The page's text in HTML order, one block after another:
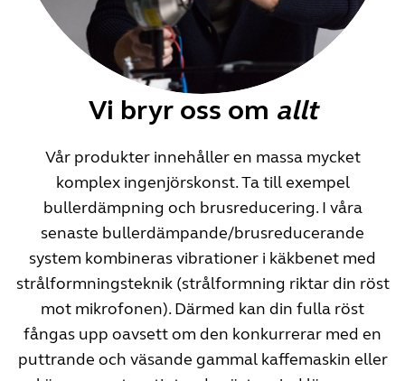
Vi bryr oss om allt
Vår produkter innehåller en massa mycket
komplex ingenjörskonst. Ta till exempel
bullerdämpning och brusreducering. I våra
senaste bullerdämpande/brusreducerande
system kombineras vibrationer i käkbenet med
strålformningsteknik (strålformning riktar din röst
mot mikrofonen). Därmed kan din fulla röst
fångas upp oavsett om den konkurrerar med en
puttrande och väsande gammal kaffemaskin eller